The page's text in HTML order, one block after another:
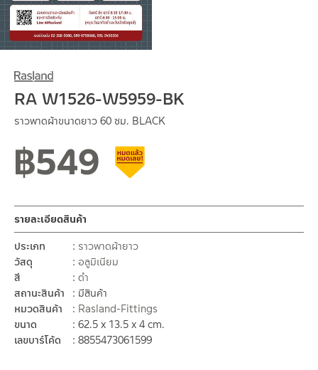
RA W1526-W5959-BK
ราวพาดผ้าขนาดยาว 60 ซม. BLACK
฿549
รายละเอียดสินค้า
ประเภท
ราวพาดผ้ายาว
วัสดุ
อลูมิเนียม
สี
ดำ
สถานะสินค้า
มีสินค้า
หมวดสินค้า
Rasland-Fittings
ขนาด
62.5 x 13.5 x 4 cm.
เลขบาร์โค้ด
8855473061599